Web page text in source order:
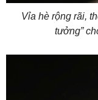
Vỉa hè rộng rãi,
tưởng”